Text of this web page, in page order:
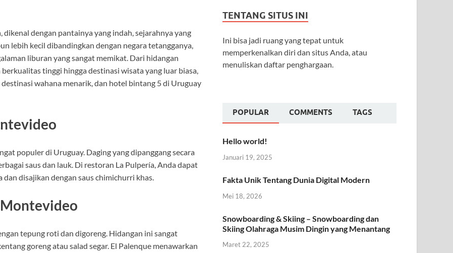
dengan pantainya yang indah, sejarahnya yang
lebih kecil dibandingkan dengan negara tetangganya,
liburan yang sangat memikat. Dari hidangan
tinggi hingga destinasi wisata yang luar biasa,
wahana menarik, dan hotel bintang 5 di Uruguay
populer di Uruguay. Daging yang dipanggang secara
saus dan lauk. Di restoran La Pulpería, Anda dapat
disajikan dengan saus chimichurri khas.
tepung roti dan digoreng. Hidangan ini sangat
goreng atau salad segar. El Palenque menawarkan
TENTANG SITUS INI
Ini bisa jadi ruang yang tepat untuk
memperkenalkan diri dan situs Anda, atau
menuliskan daftar penghargaan.
POPULAR COMMENTS TAGS
Hello world!
Januari 19, 2025
Fakta Unik Tentang Dunia Digital Modern
Mei 18, 2026
Snowboarding & Skiing – Snowboarding dan
Skiing Olahraga Musim Dingin yang Menantang
Maret 22, 2025